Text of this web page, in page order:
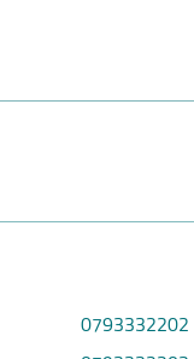
0793332202